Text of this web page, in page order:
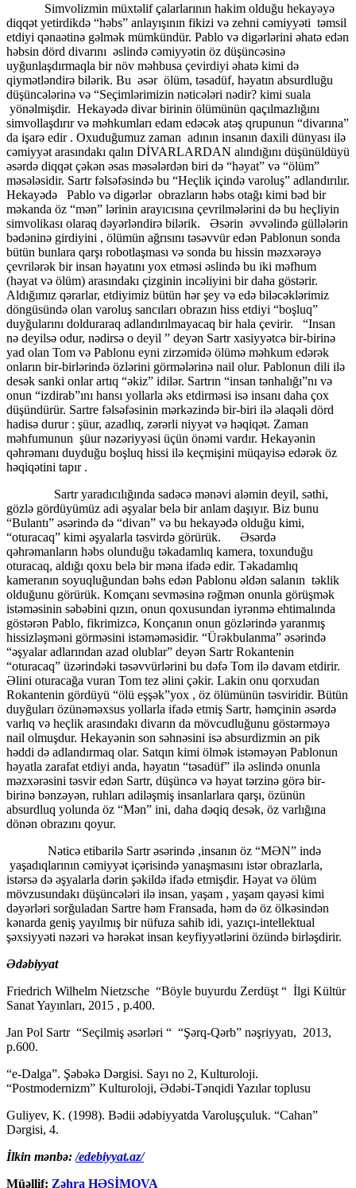
Simvolizmin müxtəlif çalarlarının hakim olduğu hekayəyə
diqqət yetirdikdə “həbs” anlayışının fikizi və zehni cəmiyyəti təmsil
etdiyi qənaətinə gəlmək mümkündür. Pablo və digərlərini əhatə edən
həbsin dörd divarını əslində cəmiyyətin öz düşüncəsinə
uyğunlaşdırmaqla bir növ məhbusa çevirdiyi əhatə kimi də
qiymətləndirə bilərik. Bu əsər ölüm, təsadüf, həyatın absurdluğu
düşüncələrinə və “Seçimlərimizin nəticələri nədir? kimi suala
yönəlmişdir. Hekayədə divar birinin ölümünün qaçılmazlığını
simvollaşdırır və məhkumları edam edəcək atəş qrupunun “divarına”
da işarə edir . Oxuduğumuz zaman adının insanın daxili dünyası ilə
cəmiyyət arasındakı qalın DİVARLARDAN alındığını düşünüldüyü
əsərdə diqqət çəkən əsas məsələrdən biri də “həyat” və “ölüm”
məsələsidir. Sartr fəlsəfəsində bu “Heçlik içində varoluş” adlandırılır.
Hekayədə Pablo və digərlər obrazların həbs otağı kimi bəd bir
məkanda öz “mən” lərinin arayıcısına çevrilmələrini də bu heçliyin
simvolikası olaraq dəyərləndirə bilərik. Əsərin əvvəlində güllələrin
bədəninə girdiyini , ölümün ağrısını təsəvvür edən Pablonun sonda
bütün bunlara qarşı robotlaşması və sonda bu hissin məzxərəyə
çevrilərək bir insan həyatını yox etməsi əslində bu iki məfhum
(həyat və ölüm) arasındakı çizginin incəliyini bir daha göstərir.
Aldığımız qərarlar, etdiyimiz bütün hər şey və edə biləcəklərimiz
döngüsündə olan varoluş sancıları obrazın hiss etdiyi “boşluq”
duyğularını dolduraraq adlandırılmayacaq bir hala çevirir. “Insan
nə deyilsə odur, nədirsə o deyil ” deyən Sartr xasiyyətcə bir-birinə
yad olan Tom və Pablonu eyni zirzəmidə ölümə məhkum edərək
onların bir-birlərində özlərini görmələrinə nail olur. Pablonun dili ilə
desək sanki onlar artıq “əkiz” idilər. Sartrın “insan tənhalığı”nı və
onun “izdirab”ını hansı yollarla əks etdirməsi isə insanı daha çox
düşündürür. Sartre fəlsəfəsinin mərkəzində bir-biri ilə əlaqəli dörd
hadisə durur : şüur, azadlıq, zərərli niyyət və həqiqət. Zaman
məhfumunun şüur nəzəriyyəsi üçün önəmi vardır. Hekayənin
qəhrəmanı duyduğu boşluq hissi ilə keçmişini müqayisə edərək öz
həqiqətini tapır .
Sartr yaradıcılığında sadəcə mənəvi aləmin deyil, səthi,
gözlə gördüyümüz adi əşyalar belə bir anlam daşıyır. Biz bunu
“Bulantı” əsərində də “divan” və bu hekayədə olduğu kimi,
“oturacaq” kimi əşyalarla təsvirdə görürük. Əsərdə
qəhrəmanların həbs olunduğu təkadamlıq kamera, toxunduğu
oturacaq, aldığı qoxu belə bir məna ifadə edir. Təkadamlıq
kameranın soyuqluğundan bəhs edən Pablonu əldən salanın təklik
olduğunu görürük. Komçanı sevməsinə rəğmən onunla görüşmək
istəməsinin səbəbini qızın, onun qoxusundan iyrənmə ehtimalında
göstərən Pablo, fikrimizcə, Konçanın onun gözlərində yaranmış
hissizləşməni görməsini istəməməsidir. “Ürəkbulanma” əsərində
“əşyalar adlarından azad olublar” deyən Sartr Rokantenin
“oturacaq” üzərindəki təsəvvürlərini bu dəfə Tom ilə davam etdirir.
Əlini oturacağa vuran Tom tez əlini çəkir. Lakin onu qorxudan
Rokantenin gördüyü “ölü eşşək”yox , öz ölümünün təsviridir. Bütün
duyğuları özünəməxsus yollarla ifadə etmiş Sartr, həmçinin əsərdə
varlıq və heçlik arasındakı divarın da mövcudluğunu göstərməyə
nail olmuşdur. Hekayənin son səhnəsini isə absurdizmin ən pik
həddi də adlandırmaq olar. Satqın kimi ölmək istəməyən Pablonun
həyatla zarafat etdiyi anda, həyatın “təsadüf” ilə əslində onunla
məzxərəsini təsvir edən Sartr, düşüncə və həyat tərzinə görə bir-
birinə bənzəyən, ruhları adiləşmiş insanlarlara qarşı, özünün
absurdluq yolunda öz “Mən” ini, daha dəqiq desək, öz varlığına
dönən obrazını qoyur.
Nəticə etibarilə Sartr əsərində ,insanın öz “MƏN” ində
yaşadıqlarının cəmiyyət içərisində yanaşmasını istər obrazlarla,
istərsə də əşyalarla dərin şəkildə ifadə etmişdir. Həyat və ölüm
mövzusundakı düşüncələri ilə insan, yaşam , yaşam qayəsi kimi
dəyərləri sorğuladan Sartre həm Fransada, həm də öz ölkəsindən
kənarda geniş yayılmış bir nüfuza sahib idi, yazıçı-intellektual
şəxsiyyəti nəzəri və hərəkət insan keyfiyyətlərini özündə birləşdirir.
Ədəbiyyat
Friedrich Wilhelm Nietzsche “Böyle buyurdu Zerdüşt “ İlgi Kültür
Sanat Yayınları, 2015 , p.400.
Jan Pol Sartr “Seçilmiş əsərləri “ “Şərq-Qərb” nəşriyyatı, 2013,
p.600.
“e-Dalga”. Şəbəkə Dərgisi. Sayı no 2, Kulturoloji.
“Postmodernizm” Kulturoloji, Ədəbi-Tənqidi Yazılar toplusu
Guliyev, K. (1998). Bədii ədəbiyyatda Varoluşçuluk. “Cahan”
Dərgisi, 4.
İlkin mənbə:/edebiyyat.az/
Müəllif: Zəhra HƏŞİMOVA